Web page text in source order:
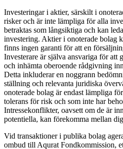
Investeringar i aktier, särskilt i
risker och är inte lämpliga för alla
betraktas som långsiktiga och kan
investering. Aktier i onoterade bolag
finns ingen garanti för att en
Investerare är själva ansvariga för att
och inhämta oberoende rådgivning
Detta inkluderar en noggrann
ställning och relevanta juridiska
onoterade bolag är endast lämpliga
tolerans för risk och som inte har
Intressekonflikter, oavsett om de är
potentiella, kan förekomma mellan
Vid transaktioner i publika bolag
ombud till Aqurat Fondkommission,